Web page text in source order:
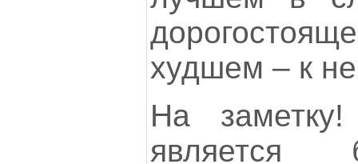
худшем – к
На
является